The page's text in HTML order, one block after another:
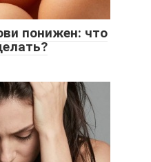
понижен: что